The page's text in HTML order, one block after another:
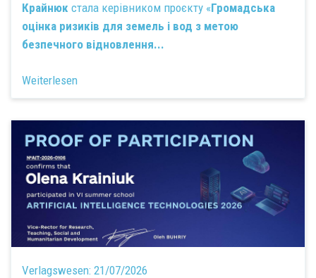
Крайнюк стала керівником проєкту «Громадська
оцінка ризиків для земель і вод з метою
безпечного відновлення...
Weiterlesen
Verlagswesen: 21/07/2026